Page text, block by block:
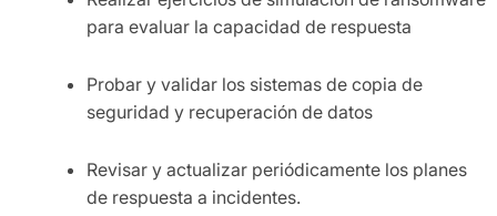
para evaluar la capacidad de respuesta
Probar y validar los sistemas de copia de
seguridad y recuperación de datos
Revisar y actualizar periódicamente los planes
de respuesta a incidentes.